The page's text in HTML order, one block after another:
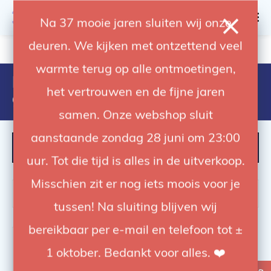
Na 37 mooie jaren sluiten wij onze
deuren. We kijken met ontzettend veel
warmte terug op alle ontmoetingen,
het vertrouwen en de fijne jaren
samen. Onze webshop sluit
aanstaande zondag 28 juni om 23:00
uur. Tot die tijd is alles in de uitverkoop.
Misschien zit er nog iets moois voor je
tussen! Na sluiting blijven wij
bereikbaar per e-mail en telefoon tot ±
1 oktober. Bedankt voor alles. ❤️
4.92 / 5 op trusted shops
Producten getagd met business
growth
FILTER